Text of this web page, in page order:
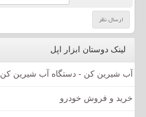
لینک دوستان ابزار اپل
آب شیرین کن - دستگاه آب شیرین کن
خرید و فروش خودرو